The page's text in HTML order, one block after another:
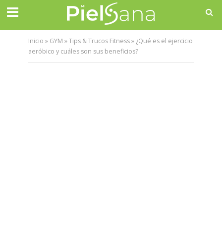
Inicio » GYM »Tips & Trucos Fitness» ¿Qué es el ejercicio
aeróbico y cuáles son sus beneficios?